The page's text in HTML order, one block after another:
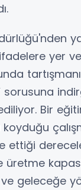
yer
sorusuna
Bir
koyduğu
ettiği
üretme
geleceğe